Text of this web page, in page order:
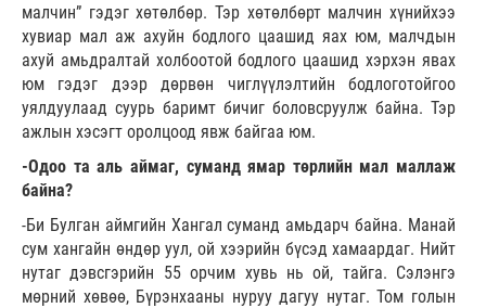
малчин” гэдэг хөтөлбөр. Тэр хөтөлбөрт малчин хүнийхээ
хувиар мал аж ахуйн бодлого цаашид яах юм, малчдын
ахуй амьдралтай холбоотой бодлого цаашид хэрхэн явах
юм гэдэг дээр дөрвөн чиглүүлэлтийн бодлоготойгоо
уялдуулаад суурь баримт бичиг боловсруулж байна. Тэр
ажлын хэсэгт оролцоод явж байгаа юм.
-Одоо та аль аймаг, суманд ямар төрлийн мал маллаж
байна?
-Би Булган аймгийн Хангал суманд амьдарч байна. Манай
сум хангайн өндөр уул, ой хээрийн бүсэд хамаардаг. Нийт
нутаг дэвсгэрийн 55 орчим хувь нь ой, тайга. Сэлэнгэ
мөрний хөвөө, Бүрэнхааны нуруу дагуу нутаг. Том голын